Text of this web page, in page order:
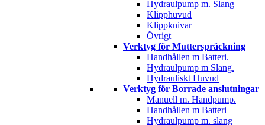
Hydraulpump m. Slang
Klipphuvud
Klippknivar
Övrigt
Verktyg för Mutterspräckning
Handhållen m Batteri.
Hydraulpump m Slang.
Hydrauliskt Huvud
Verktyg för Borrade anslutningar
Manuell m. Handpump.
Handhållen m Batteri
Hydraulpump m. slang